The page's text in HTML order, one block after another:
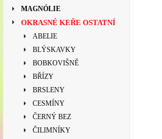
MAGNÓLIE
OKRASNÉ KEŘE OSTATNÍ
ABELIE
BLÝSKAVKY
BOBKOVIŠNĚ
BŘÍZY
BRSLENY
CESMÍNY
ČERNÝ BEZ
ČILIMNÍKY